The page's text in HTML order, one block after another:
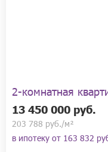
2-комнатная
13 450 000 руб.
203 788 руб./м²
в ипотеку от 163 832